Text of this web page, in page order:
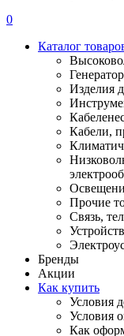
0
Каталог
Изделия
Кабели,
Прочие
Связь,
Бренды
Акции
Как купить
Условия
Условия
Как